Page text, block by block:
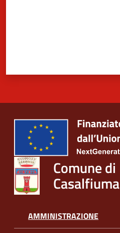
Comune di
AMMINISTRAZIONE